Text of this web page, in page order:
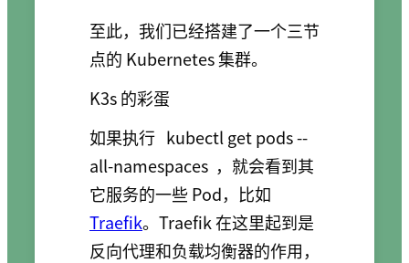
至此，我们已经搭建了一个三节
点的 Kubernetes 集群。
K3s 的彩蛋
如果执行 kubectl get pods --
all-namespaces ，就会看到其
它服务的一些 Pod，比如
Traefik。Traefik 在这里起到是
反向代理和负载均衡器的作用，